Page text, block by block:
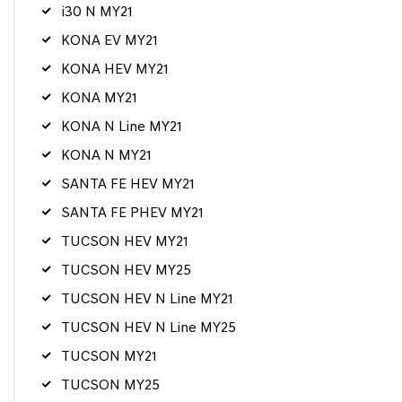
i30 N MY21
KONA EV MY21
KONA HEV MY21
KONA MY21
KONA N Line MY21
KONA N MY21
SANTA FE HEV MY21
SANTA FE PHEV MY21
TUCSON HEV MY21
TUCSON HEV MY25
TUCSON HEV N Line MY21
TUCSON HEV N Line MY25
TUCSON MY21
TUCSON MY25